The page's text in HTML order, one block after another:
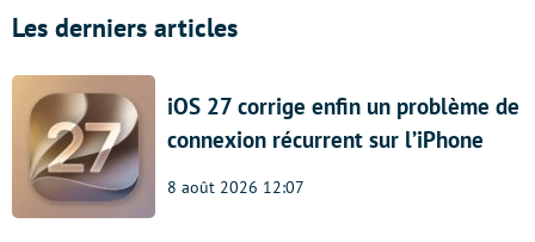
Les derniers articles
iOS 27 corrige enfin un problème de
connexion récurrent sur l’iPhone
8 août 2026 12:07